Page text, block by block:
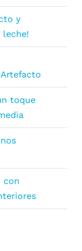
y
leche!
toque
con